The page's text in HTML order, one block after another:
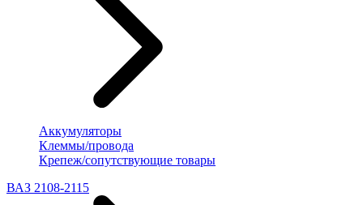
Аккумуляторы
Клеммы/провода
Крепеж/сопутствующие товары
ВАЗ 2108-2115